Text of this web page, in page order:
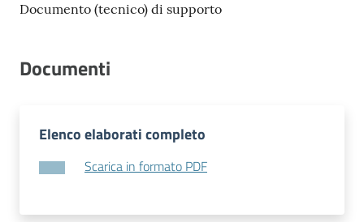
Documento (tecnico) di supporto
Documenti
Elenco elaborati completo
Scarica in formato PDF